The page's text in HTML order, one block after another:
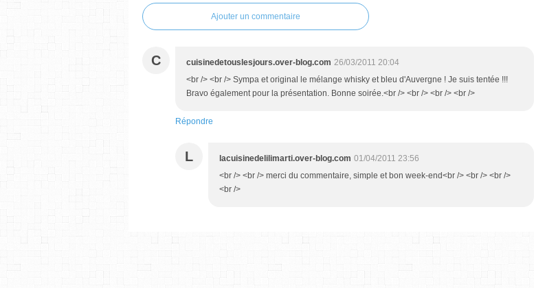
Ajouter un commentaire
C cuisinedetouslesjours.over-blog.com 26/03/2011 20:04
<br /> <br /> Sympa et original le mélange whisky et bleu d'Auvergne ! Je suis tentée !!!
Bravo également pour la présentation. Bonne soirée.<br /> <br /> <br /> <br />
Répondre
L lacuisinedelilimarti.over-blog.com 01/04/2011 23:56
<br /> <br /> merci du commentaire, simple et bon week-end<br /> <br /> <br />
<br />